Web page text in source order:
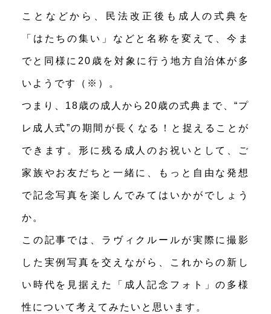
ことなどから、民法改正後も成人の式典を
「はたちの集い」などと名称を変えて、今ま
でと同様に20歳を対象に行う地方自治体が多
いようです（※）。
つまり、18歳の成人から20歳の式典まで、“プ
レ成人式”の期間が長くなる！と捉えることが
できます。形に残る成人のお祝いとして、ご
家族やお友だちと一緒に、もっと自由な発想
で記念写真を楽しんでみてはいかがでしょう
か。
この記事では、ラヴィクルールが実際に撮影
した実例写真を交えながら、これからの新し
い時代を見据えた「成人記念フォト」の多様
性について考えてみたいと思います。